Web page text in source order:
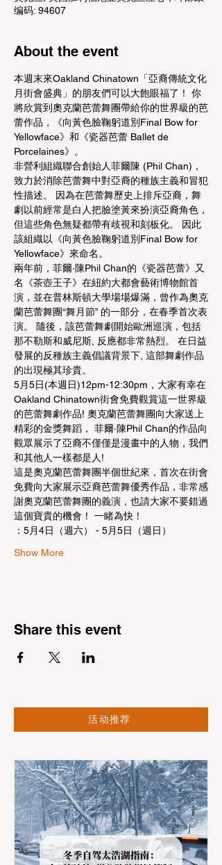
编码: 94607
About the event
本週末來Oakland Chinatown「亞裔傳統文化
月街會盛典」的朋友們可以大飽眼福了！ 你
將欣賞到奧克蘭芭蕾舞團帶給你的世界級的芭
蕾作品，《向黃色臉鞠躬道別Final Bow for
Yellowface》和《瓷器芭蕾 Ballet de
Porcelaines》。
非營利組織聯合創始人菲爾陳 (Phil Chan)，
致力於消除芭蕾舞中對亞裔的種族主義和冒犯
性描述。 因為在芭蕾舞歷史上排斥亞裔，舞
劇以前經常是白人把臉塗黃來扮演亞裔角色，
但這些角色無疑都帶有歧視和刻板化。 因此
該組織以《向黃色臉鞠躬道別Final Bow for
Yellowface》來命名。
兩年前，菲爾·陳Phil Chan的《瓷器芭蕾》又
名《茶壺王子》在紐約大都會藝術博物館首
演，並在普林斯頓大學場場爆滿，曾作為奧克
蘭芭蕾舞團“舞月節” 的一部分，在春季首次表
演。 隨後，該芭蕾舞劇開始歐洲巡演，包括
那不勒斯和威尼斯, 反應都非常熱烈。 在日益
發展的反種族主義倡議背景下, 這部舞劇作品
的出現極其珍貴。
5月5日(本週日)12pm-12:30pm，大家有幸在
Oakland Chinatown街會免費觀賞這一世界級
的芭蕾舞劇作品! 奧克蘭芭蕾舞團向大家送上
精彩的金獎舞蹈， 菲爾·陳Phil Chan的作品向
觀眾展示了亞裔不僅僅是漫畫中的人物，我們
和其他人一樣都是人!
這是奧克蘭芭蕾舞團半個世紀來，首次在街會
免費向大家展示亞裔芭蕾舞優秀作品，非常感
謝奧克蘭芭蕾舞團的義演，也請大家不要錯過
這個寶貴的機會！ 一睹為快！
：5月4日（週六） - 5月5日（週日）
Show More
Share this event
活动推荐